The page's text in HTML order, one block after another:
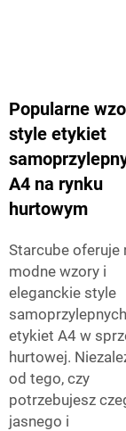
Popularne
style etykiet
A4 na rynku
hurtowym
Starcube oferuje
modne wzory i
eleganckie style
samoprzylepnych
etykiet A4 w
hurtowej.
od tego, czy
potrzebujesz
jasnego i